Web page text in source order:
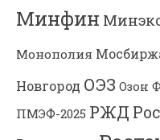
Минфин
Монополия
Новгород ОЭЗ Озон
ПМЭФ-2025 РЖД